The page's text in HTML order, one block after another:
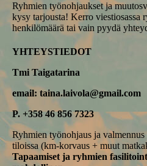
Ryhmien työnohjaukset ja
kysy tarjousta! Kerro viestiosassa
henkilömäärä tai vain pyydä
YHTEYSTIEDOT
Tmi Taigatarina
email: taina.laivola@gmail.com
P. +358 46 856 7323
Ryhmien työnohjaus ja
tiloissa (km-korvaus + muut
Tapaamiset ja ryhmien